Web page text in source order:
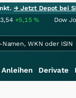
→ Jetzt Depot bei
+5,15% Dow
Anleihen Derivate